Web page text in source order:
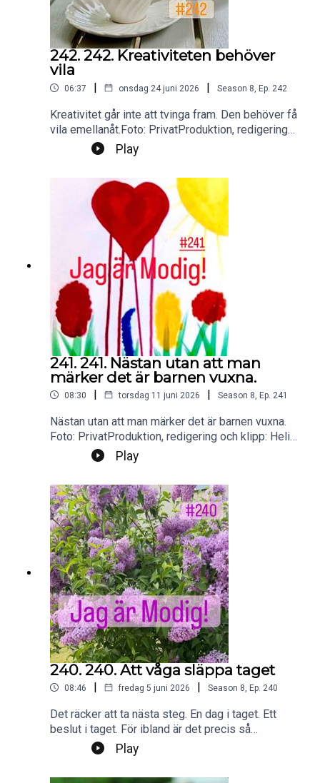
242. 242. Kreativiteten behöver
vila
06:37 | onsdag 24 juni 2026 | Season 8 Ep. 242
Kreativitet går inte att tvinga fram. Den behöver få
vila emellanåt.Foto: PrivatProduktion, redigering
och klipp: Heli BrewitzMusik: Lic. NEO
SoundsKontakt podcast:
instagram.com/jagarmodig/
Play
241. 241. Nästan utan att man
märker det är barnen vuxna.
08:30 | torsdag 11 juni 2026 | Season 8 Ep. 241
Nästan utan att man märker det är barnen vuxna.
Foto: PrivatProduktion, redigering och klipp: Heli
BrewitzMusik: Lic. NEO SoundsKontakt podcast:
jagarmodig@gmail.comFölj oss:
Play
240. 240. Att våga släppa taget
08:46 | fredag 5 juni 2026 | Season 8 Ep. 240
Det räcker att ta nästa steg. En dag i taget. Ett
beslut i taget. För ibland är det precis så
förändring ser ut. Som många små steg som
tillsammans tar oss vidare.Foto: PrivatProduktion,
Play